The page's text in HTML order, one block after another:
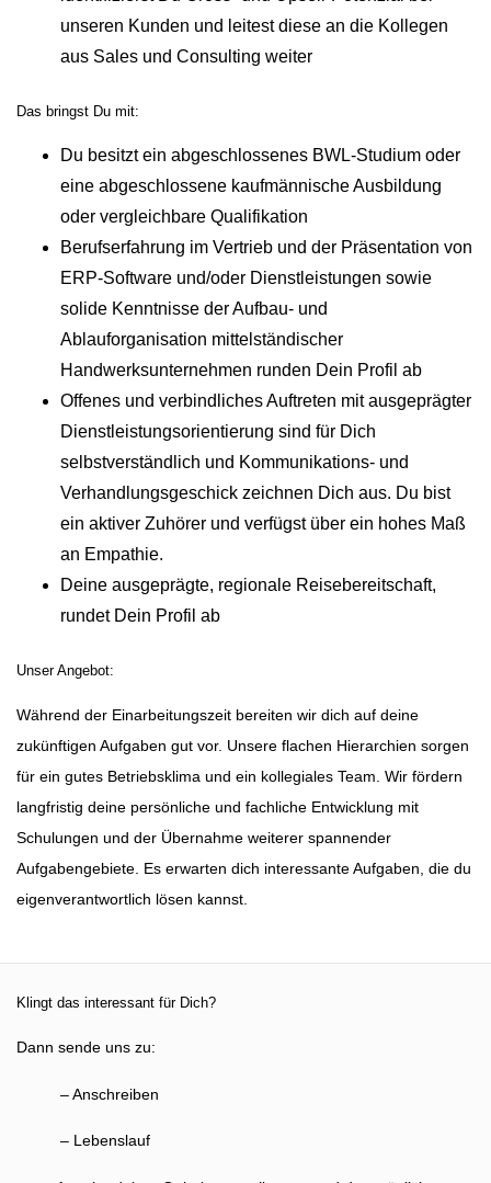
unseren Kunden und leitest diese an die Kollegen
aus Sales und Consulting weiter
Das bringst Du mit:
Du besitzt ein abgeschlossenes BWL-Studium oder
eine abgeschlossene kaufmännische Ausbildung
oder vergleichbare Qualifikation
Berufserfahrung im Vertrieb und der Präsentation von
ERP-Software und/oder Dienstleistungen sowie
solide Kenntnisse der Aufbau- und
Ablauforganisation mittelständischer
Handwerksunternehmen runden Dein Profil ab
Offenes und verbindliches Auftreten mit ausgeprägter
Dienstleistungsorientierung sind für Dich
selbstverständlich und Kommunikations- und
Verhandlungsgeschick zeichnen Dich aus. Du bist
ein aktiver Zuhörer und verfügst über ein hohes Maß
an Empathie.
Deine ausgeprägte, regionale Reisebereitschaft,
rundet Dein Profil ab
Unser Angebot:
Während der Einarbeitungszeit bereiten wir dich auf deine
zukünftigen Aufgaben gut vor. Unsere flachen Hierarchien sorgen
für ein gutes Betriebsklima und ein kollegiales Team. Wir fördern
langfristig deine persönliche und fachliche Entwicklung mit
Schulungen und der Übernahme weiterer spannender
Aufgabengebiete. Es erwarten dich interessante Aufgaben, die du
eigenverantwortlich lösen kannst.
Klingt das interessant für Dich?
Dann sende uns zu:
– Anschreiben
– Lebenslauf